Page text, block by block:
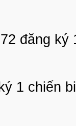
đăng ký
1 chiến